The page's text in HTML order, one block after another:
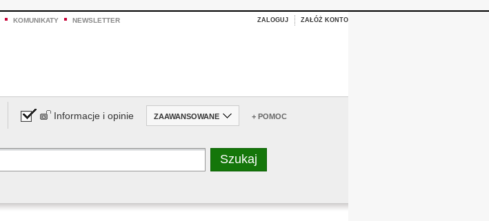
KOMUNIKATY NEWSLETTER ZALOGUJ ZAŁÓŻ KONTO
Informacje i opinie ZAAWANSOWANE + POMOC